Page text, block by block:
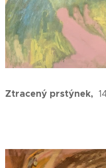
Ztracený prstýnek,